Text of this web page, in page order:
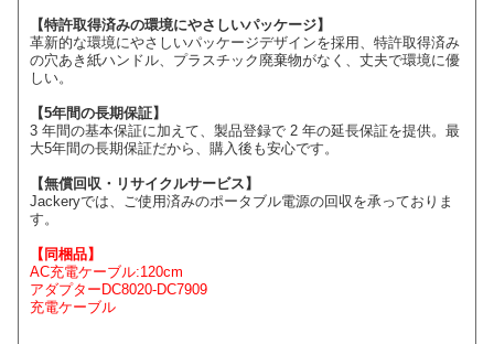
【特許取得済みの環境にやさしいパッケージ】
革新的な環境にやさしいパッケージデザインを採用、特許取得済み
の穴あき紙ハンドル、プラスチック廃棄物がなく、丈夫で環境に優
しい。
【5年間の長期保証】
3 年間の基本保証に加えて、製品登録で 2 年の延長保証を提供。最
大5年間の長期保証だから、購入後も安心です。
【無償回収・リサイクルサービス】
Jackeryでは、ご使用済みのポータブル電源の回収を承っておりま
す。
【同梱品】
AC充電ケーブル:120cm
アダプターDC8020-DC7909
充電ケーブル